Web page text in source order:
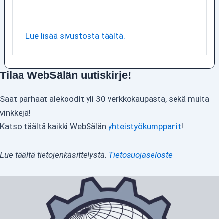
Lue lisää sivustosta täältä.
Tilaa WebSälän uutiskirje!
Saat parhaat alekoodit yli 30 verkkokaupasta, sekä muita
vinkkejä!
Katso täältä kaikki WebSälän yhteistyökumppanit!
Lue täältä tietojenkäsittelystä. Tietosuojaseloste